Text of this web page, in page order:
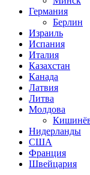
Германия
Берлин
Израиль
Испания
Италия
Казахстан
Канада
Латвия
Литва
Молдова
Нидерланды
США
Франция
Швейцария